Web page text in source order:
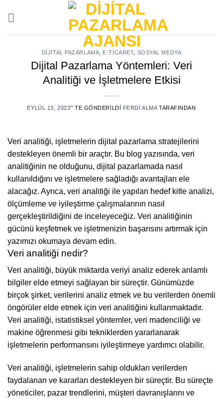
DIJITAL PAZARLAMA E-TICARET, SOSYAL MEDYA
Dijital Pazarlama Yöntemleri: Veri
Analitiği ve İşletmelere Etkisi
EYLÜL 13, 2023’' TE GÖNDERILDI FERDI ALMATARAFINDAN
Veri analitiği, işletmelerin dijital pazarlama stratejilerini
destekleyen önemli bir araçtır. Bu blog yazısında, veri
analitiğinin ne olduğunu, dijital pazarlamada nasıl
kullanıldığını ve işletmelere sağladığı avantajları ele
alacağız. Ayrıca, veri analitiği ile yapılan hedef kitle analizi,
ölçümleme ve iyileştirme çalışmalarının nasıl
gerçekleştirildiğini de inceleyeceğiz. Veri analitiğinin
gücünü keşfetmek ve işletmenizin başarısını artırmak için
yazımızı okumaya devam edin.
Veri analitiği nedir?
Veri analitiği, büyük miktarda veriyi analiz ederek anlamlı
bilgiler elde etmeyi sağlayan bir süreçtir. Günümüzde
birçok şirket, verilerini analiz etmek ve bu verilerden önemli
öngörüler elde etmek için veri analitiğini kullanmaktadır.
Veri analitiği, istatistiksel yöntemler, veri madenciliği ve
makine öğrenmesi gibi tekniklerden yararlanarak
işletmelerin performansını iyileştirmeye yardımcı olabilir.
Veri analitiği, işletmelerin sahip oldukları verilerden
faydalanan ve kararları destekleyen bir süreçtir. Bu süreçte
yöneticiler, pazar trendlerini, müşteri davranışlarını ve